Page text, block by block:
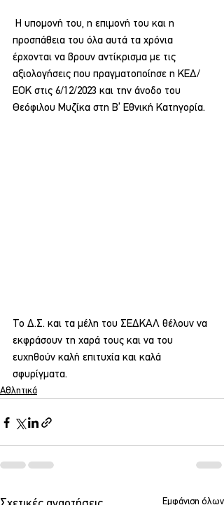
προσπάθεια του όλα αυτά τα χρόνια
έρχονται να βρουν αντίκρισμα με τις
αξιολογήσεις που πραγματοποίησε η ΚΕΔ/
ΕΟΚ στις 6/12/2023 και την άνοδο του
Θεόφιλου Μυζίκα στη Β’ Εθνική Κατηγορία.
Το Δ.Σ. και τα μέλη του ΣΕΔΚΑΛ θέλουν να
εκφράσουν τη χαρά τους και να του
ευχηθούν καλή επιτυχία και καλά
σφυρίγματα.
Αθλητικά
Εμφάνιση όλων